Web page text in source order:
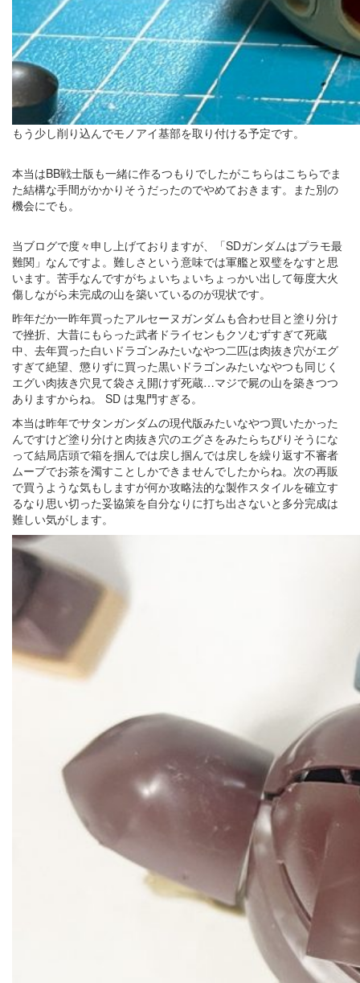
もう少し削り込んでモノアイ基部を取り付ける予定です。
本当はBB戦士版も一緒に作るつもりでしたがこちらはこちらでま
た結構な手間がかかりそうだったのでやめておきます。また別の
機会にでも。
当ブログで度々申し上げておりますが、「SDガンダムはプラモ最
難関」なんですよ。難しさという意味では軍艦と双璧をなすと思
います。苦手なんですがちょいちょいちょっかい出して毎度大火
傷しながら未完成の山を築いているのが現状です。
昨年だか一昨年買ったアルセーヌガンダムも合わせ目と塗り分け
で挫折、大昔にもらった武者ドライセンもクソむずすぎて死蔵
中、去年買った白いドラゴンみたいなやつ二匹は肉抜き穴がエグ
すぎて絶望、懲りずに買った黒いドラゴンみたいなやつも同じく
エグい肉抜き穴見て袋さえ開けず死蔵…マジで屍の山を築きつつ
ありますからね。 SD は鬼門すぎる。
本当は昨年でサタンガンダムの現代版みたいなやつ買いたかった
んですけど塗り分けと肉抜き穴のエグさをみたらちびりそうにな
って結局店頭で箱を掴んでは戻し掴んでは戻しを繰り返す不審者
ムーブでお茶を濁すことしかできませんでしたからね。次の再販
で買うような気もしますが何か攻略法的な製作スタイルを確立す
るなり思い切った妥協策を自分なりに打ち出さないと多分完成は
難しい気がします。